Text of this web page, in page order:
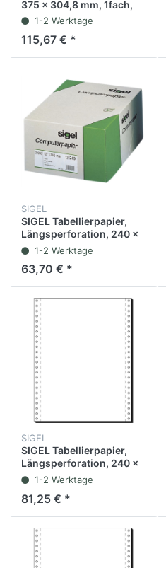
375 x 304,8 mm, 1fach,
60 g/m², blanko, weiß
1-2 Werktage
115,67 € *
SIGEL
SIGEL Tabellierpapier,
Längsperforation, 240 x
304,8 mm, 1fach, 60
g/m², blanko, weiß (2.000
Blatt)
1-2 Werktage
63,70 € *
SIGEL
SIGEL Tabellierpapier,
Längsperforation, 240 x
304,8 mm, 1fach, 70 g/m²,
blanko, weiß (2.000 Blatt)
1-2 Werktage
81,25 € *